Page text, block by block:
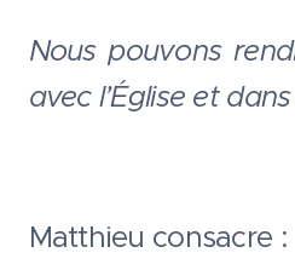
Nous pouvons
avec l’Église et
Matthieu consacre :